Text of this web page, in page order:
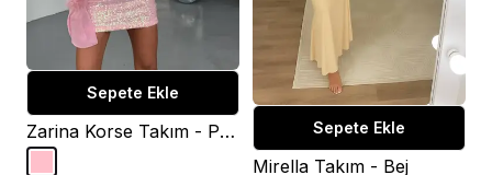
Sepete Ekle
Zarina Korse Takım - Pembe Sepete Ekle
Mirella Takım - Bej